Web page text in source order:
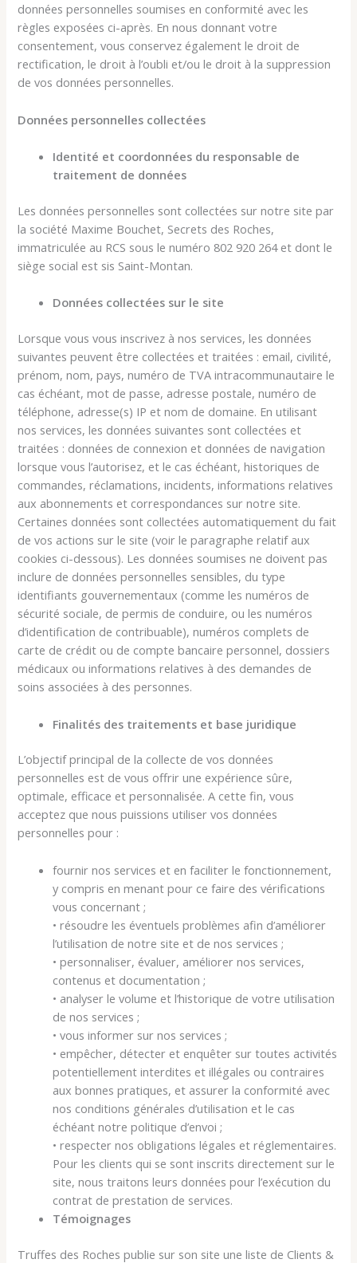
données personnelles soumises en conformité avec les
règles exposées ci-après. En nous donnant votre
consentement, vous conservez également le droit de
rectification, le droit à l’oubli et/ou le droit à la suppression
de vos données personnelles.
Données personnelles collectées
Identité et coordonnées du responsable de
traitement de données
Les données personnelles sont collectées sur notre site par
la société Maxime Bouchet, Secrets des Roches,
immatriculée au RCS sous le numéro 802 920 264 et dont le
siège social est sis Saint-Montan.
Données collectées sur le site
Lorsque vous vous inscrivez à nos services, les données
suivantes peuvent être collectées et traitées : email, civilité,
prénom, nom, pays, numéro de TVA intracommunautaire le
cas échéant, mot de passe, adresse postale, numéro de
téléphone, adresse(s) IP et nom de domaine. En utilisant
nos services, les données suivantes sont collectées et
traitées : données de connexion et données de navigation
lorsque vous l’autorisez, et le cas échéant, historiques de
commandes, réclamations, incidents, informations relatives
aux abonnements et correspondances sur notre site.
Certaines données sont collectées automatiquement du fait
de vos actions sur le site (voir le paragraphe relatif aux
cookies ci-dessous). Les données soumises ne doivent pas
inclure de données personnelles sensibles, du type
identifiants gouvernementaux (comme les numéros de
sécurité sociale, de permis de conduire, ou les numéros
d’identification de contribuable), numéros complets de
carte de crédit ou de compte bancaire personnel, dossiers
médicaux ou informations relatives à des demandes de
soins associées à des personnes.
Finalités des traitements et base juridique
L’objectif principal de la collecte de vos données
personnelles est de vous offrir une expérience sûre,
optimale, efficace et personnalisée. A cette fin, vous
acceptez que nous puissions utiliser vos données
personnelles pour :
fournir nos services et en faciliter le fonctionnement,
y compris en menant pour ce faire des vérifications
vous concernant ;
• résoudre les éventuels problèmes afin d’améliorer
l’utilisation de notre site et de nos services ;
• personnaliser, évaluer, améliorer nos services,
contenus et documentation ;
• analyser le volume et l’historique de votre utilisation
de nos services ;
• vous informer sur nos services ;
• empêcher, détecter et enquêter sur toutes activités
potentiellement interdites et illégales ou contraires
aux bonnes pratiques, et assurer la conformité avec
nos conditions générales d’utilisation et le cas
échéant notre politique d’envoi ;
• respecter nos obligations légales et réglementaires.
Pour les clients qui se sont inscrits directement sur le
site, nous traitons leurs données pour l’exécution du
contrat de prestation de services.
Témoignages
Truffes des Roches publie sur son site une liste de Clients &